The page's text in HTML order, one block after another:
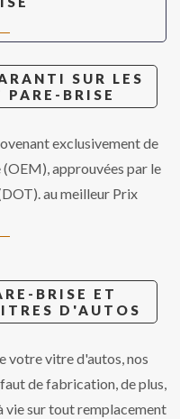
SUR LES
BRISE
exclusivement de
approuvées par le
au meilleur Prix
BRISE ET
D'AUTOS
votre vitre d'autos, nos
de fabrication, de plus,
vie sur tout remplacement